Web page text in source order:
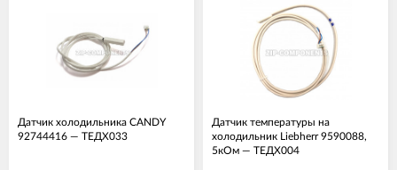
Датчик холодильника CANDY
92744416 — ТЕДХ033
Датчик температуры на
холодильник Liebherr 9590088,
5кОм — ТЕДХ004